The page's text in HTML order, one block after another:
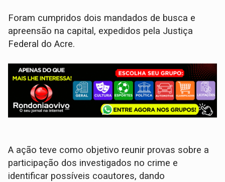
Foram cumpridos dois mandados de busca e
apreensão na capital, expedidos pela Justiça
Federal do Acre.
A ação teve como objetivo reunir provas sobre a
participação dos investigados no crime e
identificar possíveis coautores, dando